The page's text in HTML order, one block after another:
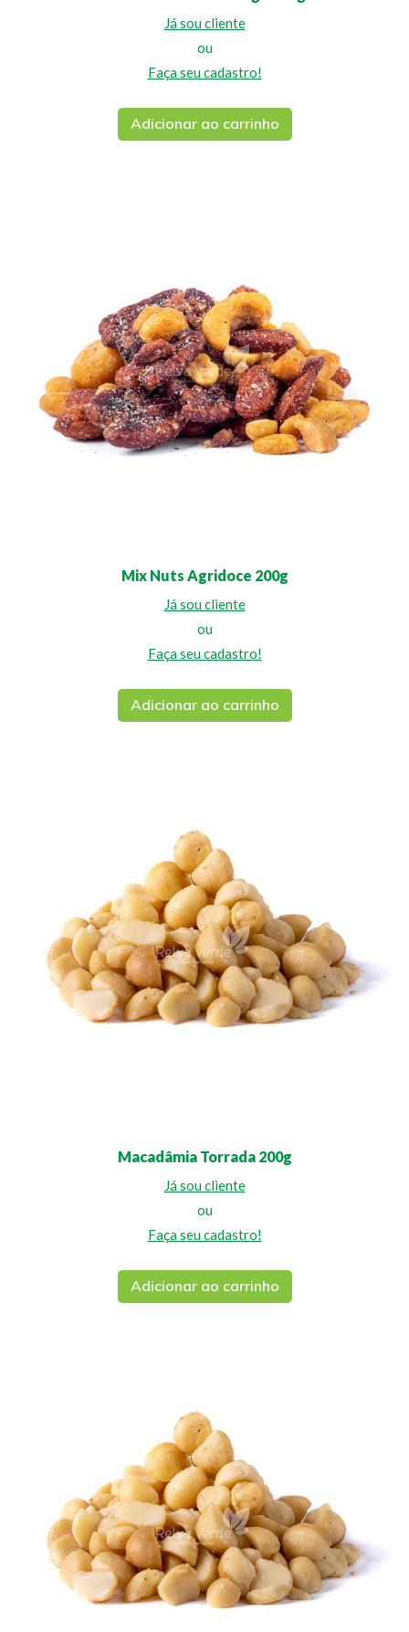
Já sou cliente
ou
Faça seu cadastro!
Adicionar ao carrinho
Mix Nuts Agridoce 200g
Já sou cliente
ou
Faça seu cadastro!
Adicionar ao carrinho
Macadâmia Torrada 200g
Já sou cliente
ou
Faça seu cadastro!
Adicionar ao carrinho